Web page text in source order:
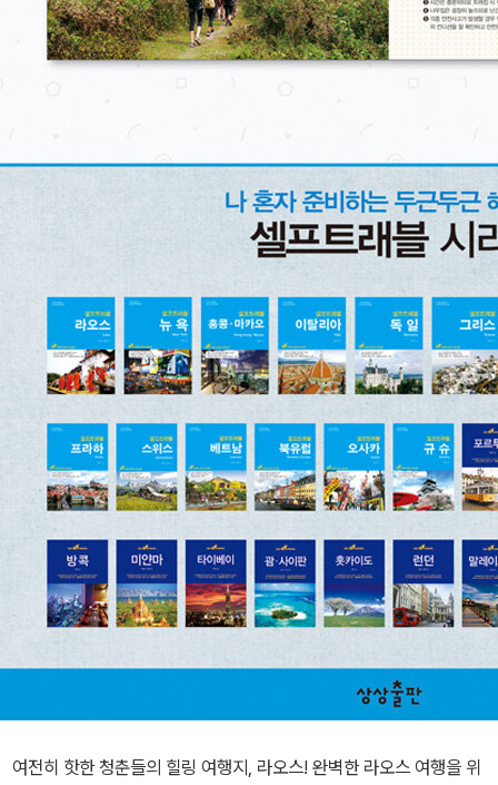
여전히 핫한 청춘들의 힐링 여행지, 라오스! 완벽한 라오스 여행을 위